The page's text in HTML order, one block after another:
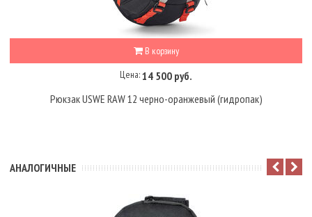
В корзину
Цена:14 500 руб.
Рюкзак USWE RAW 12 черно-оранжевый (гидропак)
АНАЛОГИЧНЫЕ